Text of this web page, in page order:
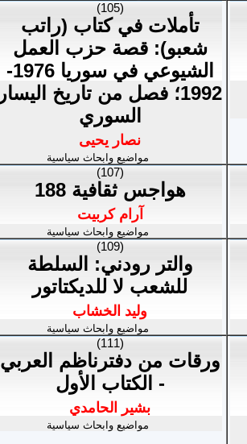
(105)
تأملات في كتاب (راتب
شعبو): قصة حزب العمل
الشيوعي في سوريا 1976-
1992؛ فصل من تاريخ اليسار
السوري
نصار يحيى
مواضيع وابحاث سياسية
(107)
هواجس ثقافية 188
آرام كربيت
مواضيع وابحاث سياسية
(109)
والتر رودني: السلطة
للشعب لا للديكتاتور
وليد الخشاب
مواضيع وابحاث سياسية
(111)
ورقات من دفترناظم العربي
- الكتاب الأول
بشير الحامدي
مواضيع وابحاث سياسية